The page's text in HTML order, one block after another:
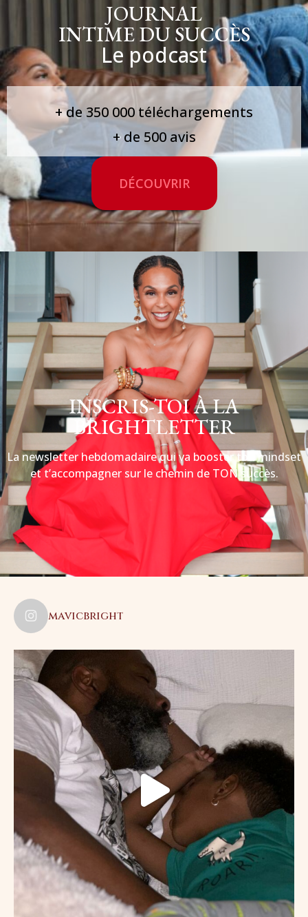
JOURNAL
INTIME DU SUCCÈS
Le podcast
+ de 350 000 téléchargements
+ de 500 avis
DÉCOUVRIR
INSCRIS-TOI À LA
BRIGHTLETTER
La newsletter hebdomadaire qui va booster ton mindset
et t’accompagner sur le chemin de TON succès.
mavicbright